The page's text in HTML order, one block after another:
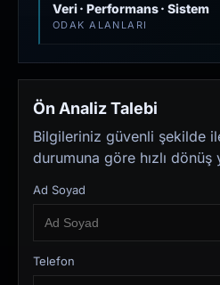
Veri · Performans · Sistem
ODAK ALANLARI
Ön Analiz Talebi
Bilgileriniz güvenli şekilde
durumuna göre hızlı dönüş
Ad Soyad
Telefon